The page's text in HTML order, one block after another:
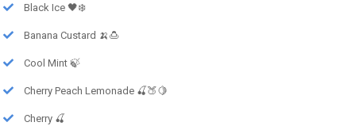
Black Ice 🖤❄️
Banana Custard 🍌🍮
Cool Mint 🍃
Cherry Peach Lemonade 🍒🍑🍋
Cherry 🍒